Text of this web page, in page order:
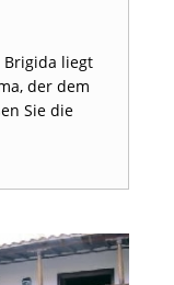
Brigida liegt
der dem
Sie die